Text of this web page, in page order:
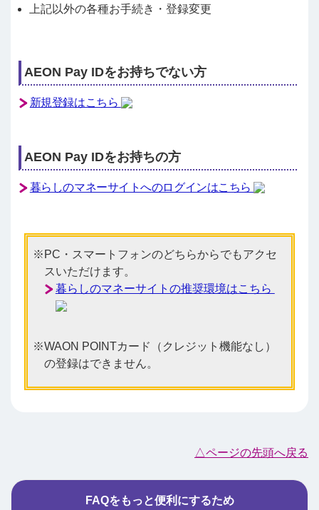
上記以外の各種お手続き・登録変更
AEON Pay IDをお持ちでない方
新規登録はこちら
AEON Pay IDをお持ちの方
暮らしのマネーサイトへのログインはこちら
PC・スマートフォンのどちらからでもアクセ
スいただけます。
暮らしのマネーサイトの推奨環境はこちら
WAON POINTカード（クレジット機能なし）
の登録はできません。
△ページの先頭へ戻る
FAQをもっと便利にするため